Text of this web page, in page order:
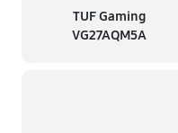
TUF Gaming
VG27AQM5A